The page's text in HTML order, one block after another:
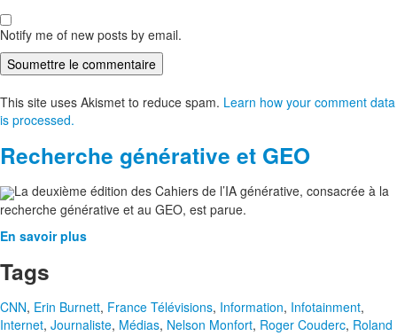
Notify me of new posts by email.
This site uses Akismet to reduce spam. Learn how your comment data
is processed.
Recherche générative et GEO
La deuxième édition des Cahiers de l’IA générative, consacrée à la
recherche générative et au GEO, est parue.
En savoir plus
Tags
CNN, Erin Burnett, France Télévisions, Information, Infotainment,
Internet, Journaliste, Médias, Nelson Monfort, Roger Couderc, Roland